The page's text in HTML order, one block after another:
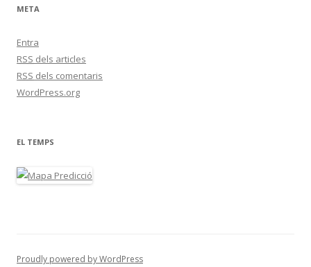
META
Entra
RSS dels articles
RSS dels comentaris
WordPress.org
EL TEMPS
Proudly powered by WordPress